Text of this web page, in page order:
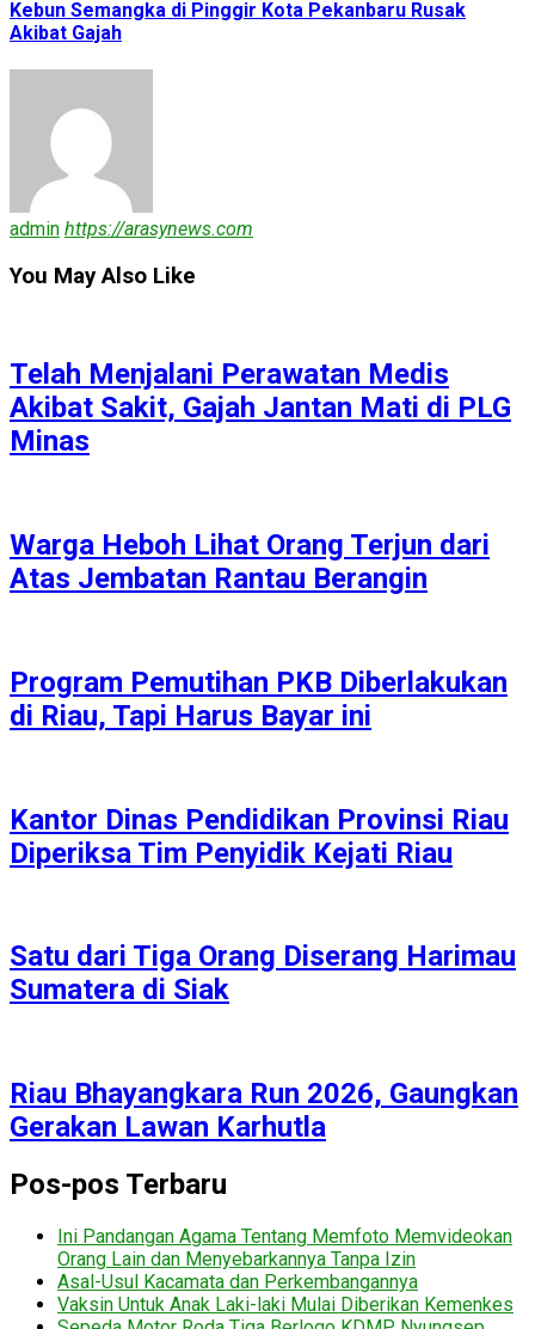
Kebun Semangka di Pinggir Kota Pekanbaru Rusak
Akibat Gajah
admin https://arasynews.com
You May Also Like
Telah Menjalani Perawatan Medis
Akibat Sakit, Gajah Jantan Mati di PLG
Minas
Warga Heboh Lihat Orang Terjun dari
Atas Jembatan Rantau Berangin
Program Pemutihan PKB Diberlakukan
di Riau, Tapi Harus Bayar ini
Kantor Dinas Pendidikan Provinsi Riau
Diperiksa Tim Penyidik Kejati Riau
Satu dari Tiga Orang Diserang Harimau
Sumatera di Siak
Riau Bhayangkara Run 2026, Gaungkan
Gerakan Lawan Karhutla
Pos-pos Terbaru
Ini Pandangan Agama Tentang Memfoto Memvideokan
Orang Lain dan Menyebarkannya Tanpa Izin
Asal-Usul Kacamata dan Perkembangannya
Vaksin Untuk Anak Laki-laki Mulai Diberikan Kemenkes